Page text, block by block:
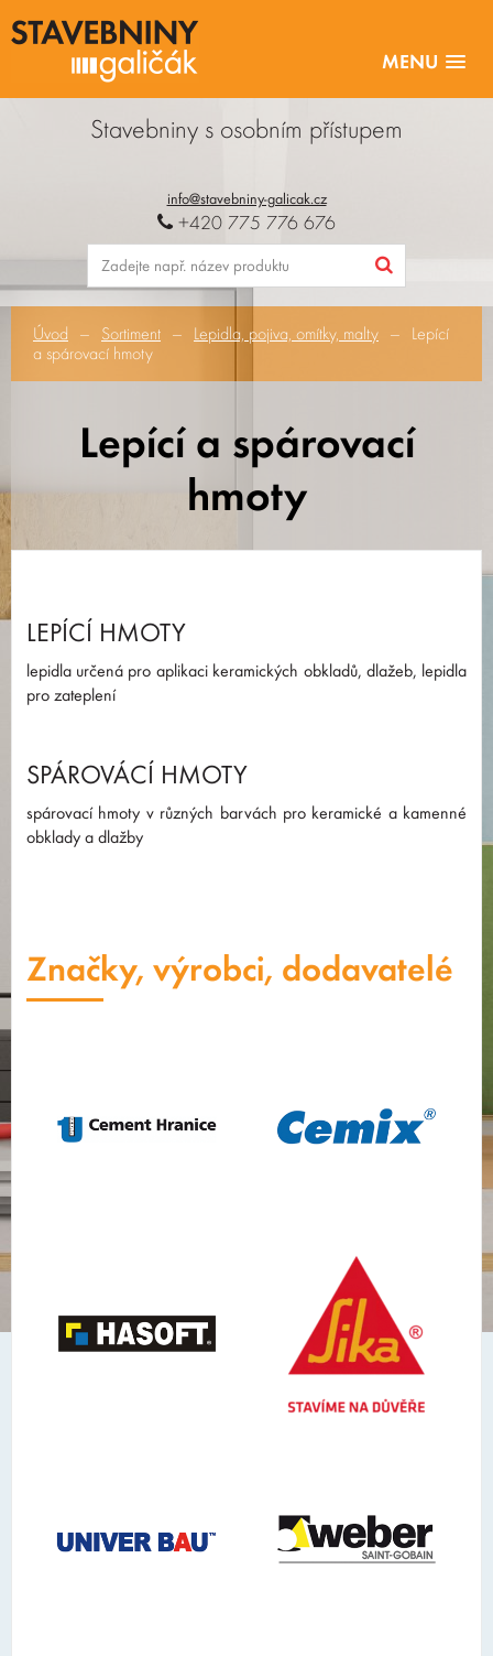
MENU
Stavebniny s osobním přístupem
info@stavebniny-galicak.cz
+420 775 776 676
Úvod Sortiment Lepidla, pojiva, omítky, malty
Lepící
a spárovací hmoty
Lepící a spárovací
hmoty
LEPÍCÍ HMOTY
lepidla určená pro aplikaci keramických obkladů, dlažeb, lepidla
pro zateplení
SPÁROVÁCÍ HMOTY
spárovací hmoty v různých barvách pro keramické a kamenné
obklady a dlažby
Značky, výrobci, dodavatelé